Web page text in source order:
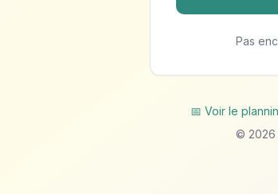
Pas
📅 Voir le
© 2026